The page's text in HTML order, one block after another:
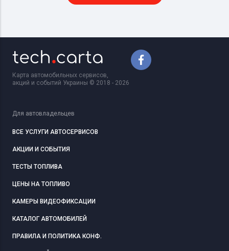
Карта автомобильных сервисов,
акций и событий Украины © 2018 - 2026
Для автовладельцев
ВСЕ УСЛУГИ АВТОСЕРВИСОВ
АКЦИИ И СОБЫТИЯ
ТЕСТЫ ТОПЛИВА
ЦЕНЫ НА ТОПЛИВО
КАМЕРЫ ВИДЕОФИКСАЦИИ
КАТАЛОГ АВТОМОБИЛЕЙ
ПРАВИЛА И ПОЛИТИКА КОНФ.